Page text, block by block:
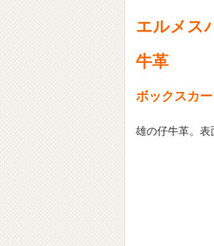
エルメス
牛革
ボックスカ
雄の仔牛革。表